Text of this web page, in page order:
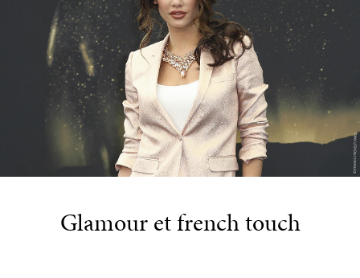
Glamour et french touch